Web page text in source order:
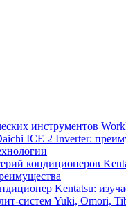
инструментов
ICE 2 Inverter:
кондиционеров
Kentatsu:
систем Yuki, Omori,